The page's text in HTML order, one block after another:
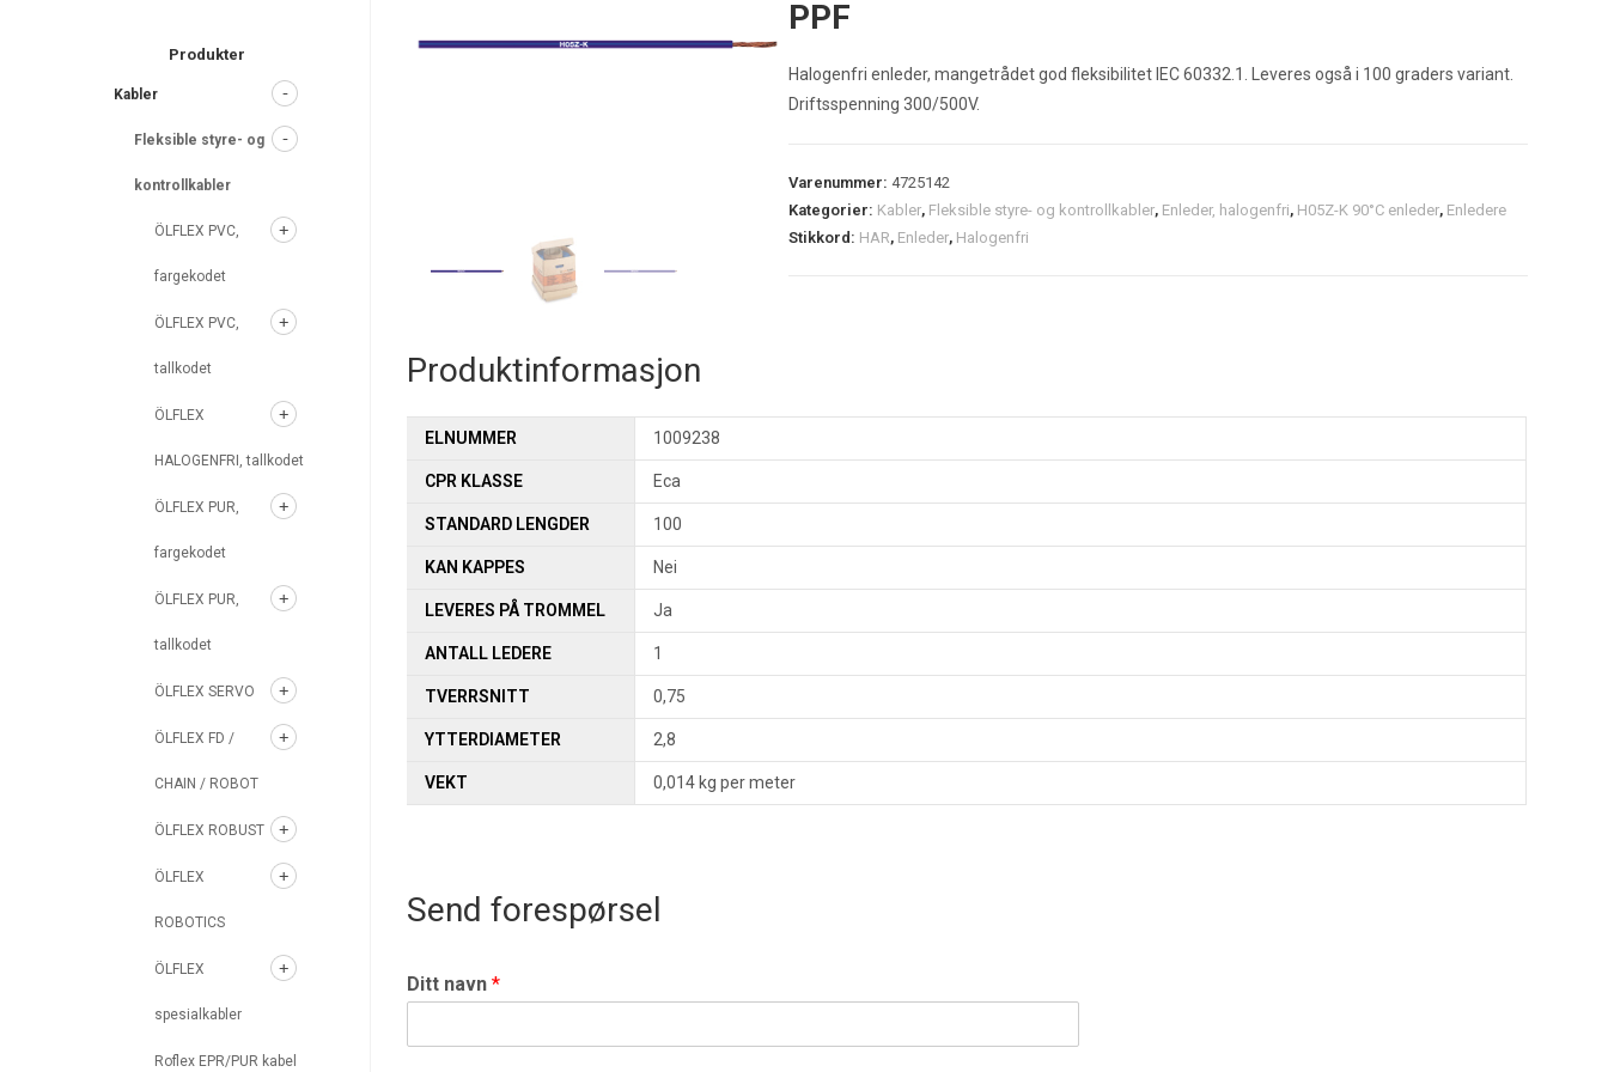
PPF
Halogenfri enleder, mangetrådet god fleksibilitet IEC 60332.1. Leveres også i 100 graders variant.
Driftsspenning 300/500V.
Varenummer: 4725142
Kategorier: Kabler, Fleksible styre- og kontrollkabler, Enleder, halogenfri, H05Z-K 90°C enleder, Enledere
Stikkord: HAR, Enleder, Halogenfri
Produktinformasjon
ELNUMMER 1009238
CPR KLASSE Eca
STANDARD LENGDER 100
KAN KAPPES Nei
LEVERES PÅ TROMMEL Ja
ANTALL LEDERE 1
TVERRSNITT 0,75
YTTERDIAMETER 2,8
VEKT 0,014 kg per meter
Send forespørsel
Ditt navn*
Produkter
Kabler
Fleksible styre- og
kontrollkabler
ÖLFLEX PVC,
fargekodet
ÖLFLEX PVC,
tallkodet
ÖLFLEX
HALOGENFRI, tallkodet
ÖLFLEX PUR,
fargekodet
ÖLFLEX PUR,
tallkodet
ÖLFLEX SERVO
ÖLFLEX FD /
CHAIN / ROBOT
ÖLFLEX ROBUST
ÖLFLEX
ROBOTICS
ÖLFLEX
spesialkabler
Roflex EPR/PUR kabel